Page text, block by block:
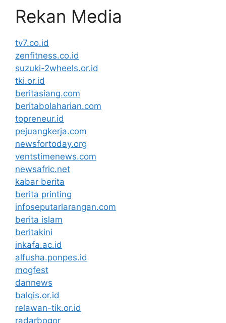
Rekan Media
tv7.co.id
zenfitness.co.id
suzuki-2wheels.or.id
tki.or.id
beritasiang.com
beritabolaharian.com
topreneur.id
pejuangkerja.com
newsfortoday.org
ventstimenews.com
newsafric.net
kabar berita
berita printing
infoseputarlarangan.com
berita islam
beritakini
inkafa.ac.id
alfusha.ponpes.id
mogfest
dannews
balqis.or.id
relawan-tik.or.id
radarbogor